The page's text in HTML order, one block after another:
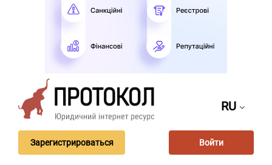
RU
Зарегистрироваться Войти